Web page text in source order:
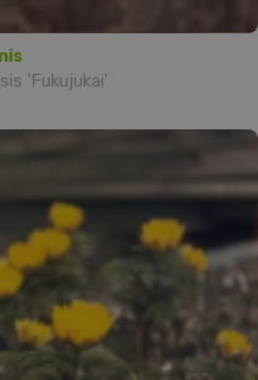
'Fukujukai'